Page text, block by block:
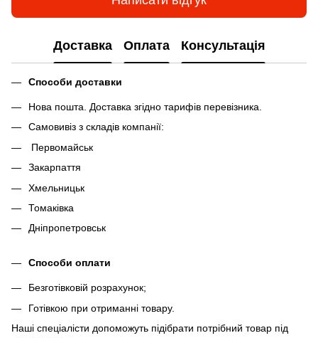
Доставка Оплата Консультація
Способи доставки
Нова пошта. Доставка згідно тарифів перевізника.
Самовивіз з складів компанії:
Первомайськ
Закарпаття
Хмельницьк
Томаківка
Дніпропетровськ
Способи оплати
Безготівковій розрахунок;
Готівкою при отриманні товару.
Наші спеціалісти допоможуть підібрати потрібний товар під